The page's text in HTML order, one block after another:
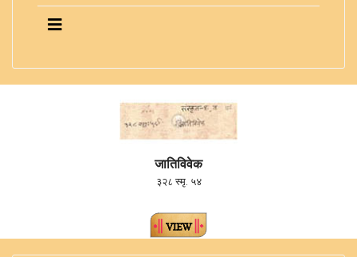
जातिविवेक
३२८ स्मृ. ५४